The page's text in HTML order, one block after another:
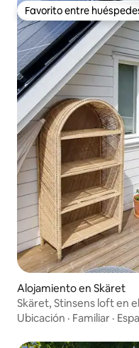
Favorito entre
Favorito entre
Alojamiento en Skäret
Skäret, Stinsens loft en
Arild
Ubicación · Familiar ·